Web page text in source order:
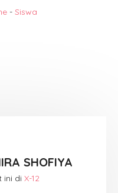
- Siswa
SHOFIYA
ini di X-12